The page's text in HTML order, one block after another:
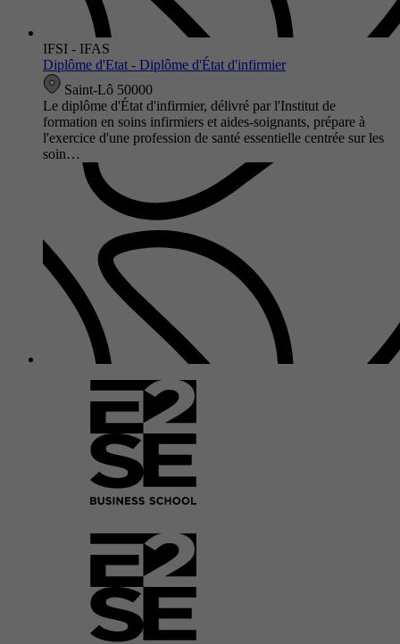
IFSI - IFAS
Diplôme d'Etat - Diplôme d'État d'infirmier
Saint-Lô 50000
Le diplôme d'État d'infirmier, délivré par l'Institut de
formation en soins infirmiers et aides-soignants, prépare à
l'exercice d'une profession de santé essentielle centrée sur les
soin…